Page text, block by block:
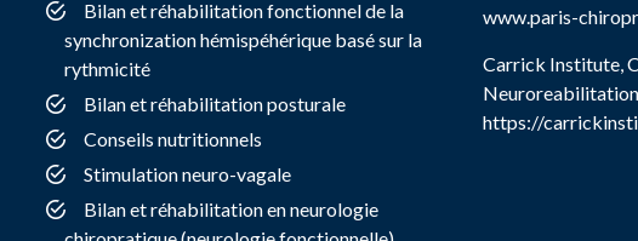
Bilan et réhabilitation fonctionnel de la
synchronization hémispéhérique basé sur la
rythmicité
Bilan et réhabilitation posturale
Conseils nutritionnels
Stimulation neuro-vagale
Bilan et réhabilitation en neurologie
www.paris-
Carrick Institute,
Neuroreabilitation
https://